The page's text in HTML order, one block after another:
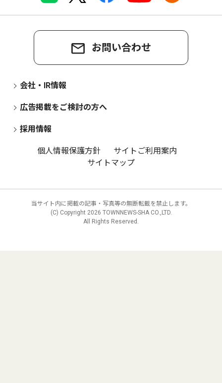
お問い合わせ
会社・IR情報
広告掲載をご検討の方へ
採用情報
個人情報保護方針
サイトご利用案内
サイトマップ
当サイト内に掲載の記事・写真等の無断転載を禁止します。
(C) Copyright 2026 TOWNNEWS-SHA CO.,LTD.
All Rights Reserved.